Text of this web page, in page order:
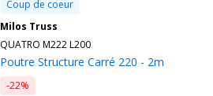
Coup de coeur
Milos Truss
QUATRO M222 L200
Poutre Structure Carré 220 - 2m
-22%